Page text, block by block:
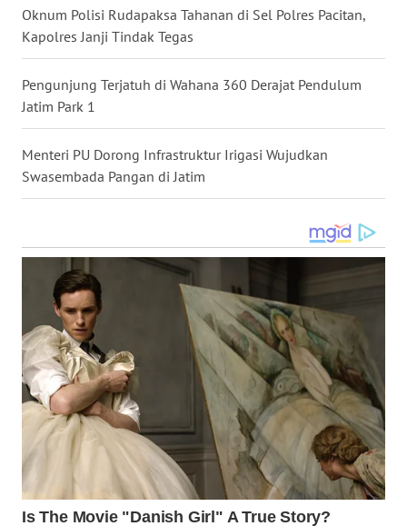
Oknum Polisi Rudapaksa Tahanan di Sel Polres Pacitan,
Kapolres Janji Tindak Tegas
Pengunjung Terjatuh di Wahana 360 Derajat Pendulum
Jatim Park 1
Menteri PU Dorong Infrastruktur Irigasi Wujudkan
Swasembada Pangan di Jatim
WN
KALTARA
WN
KALSEL
WN
KALTIM
SULSEL
WN
GORONTALO
WN
SULUT
MALUKU
WN